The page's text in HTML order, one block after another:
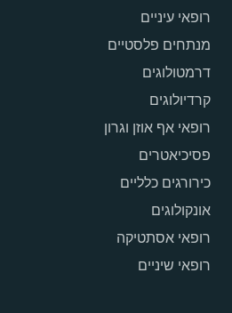
רופאי עיניים
מנתחים פלסטיים
דרמטולוגים
קרדיולוגים
רופאי אף אוזן וגרון
פסיכיאטרים
כירורגים כלליים
אונקולוגים
רופאי אסתטיקה
רופאי שיניים